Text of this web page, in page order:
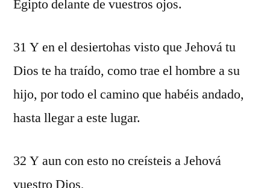
Egipto delante de vuestros ojos.
31 Y en el desiertohas visto que Jehová tu
Dios te ha traído, como trae el hombre a su
hijo, por todo el camino que habéis andado,
hasta llegar a este lugar.
32 Y aun con esto no creísteis a Jehová
vuestro Dios,